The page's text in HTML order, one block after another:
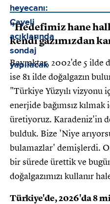
"Hedefimiz hane
kendi gazımızdan
Bayraktar, 2002'de 5 ilde
ise 81 ilde doğalgazın
"Türkiye Yüzyılı vizyonu
enerjide bağımsız kılmak
üretiyoruz. Karadeniz'in
bulduk. Bize 'Niye
bulamazlar' demişlerdi. O
bir sürede ürettik ve
doğalgazımızı kullanır
Türkiye'de, 2026'da 8